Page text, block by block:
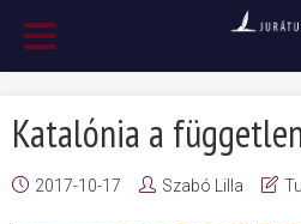
Katalónia a
2017-10-17 Szabó Lilla